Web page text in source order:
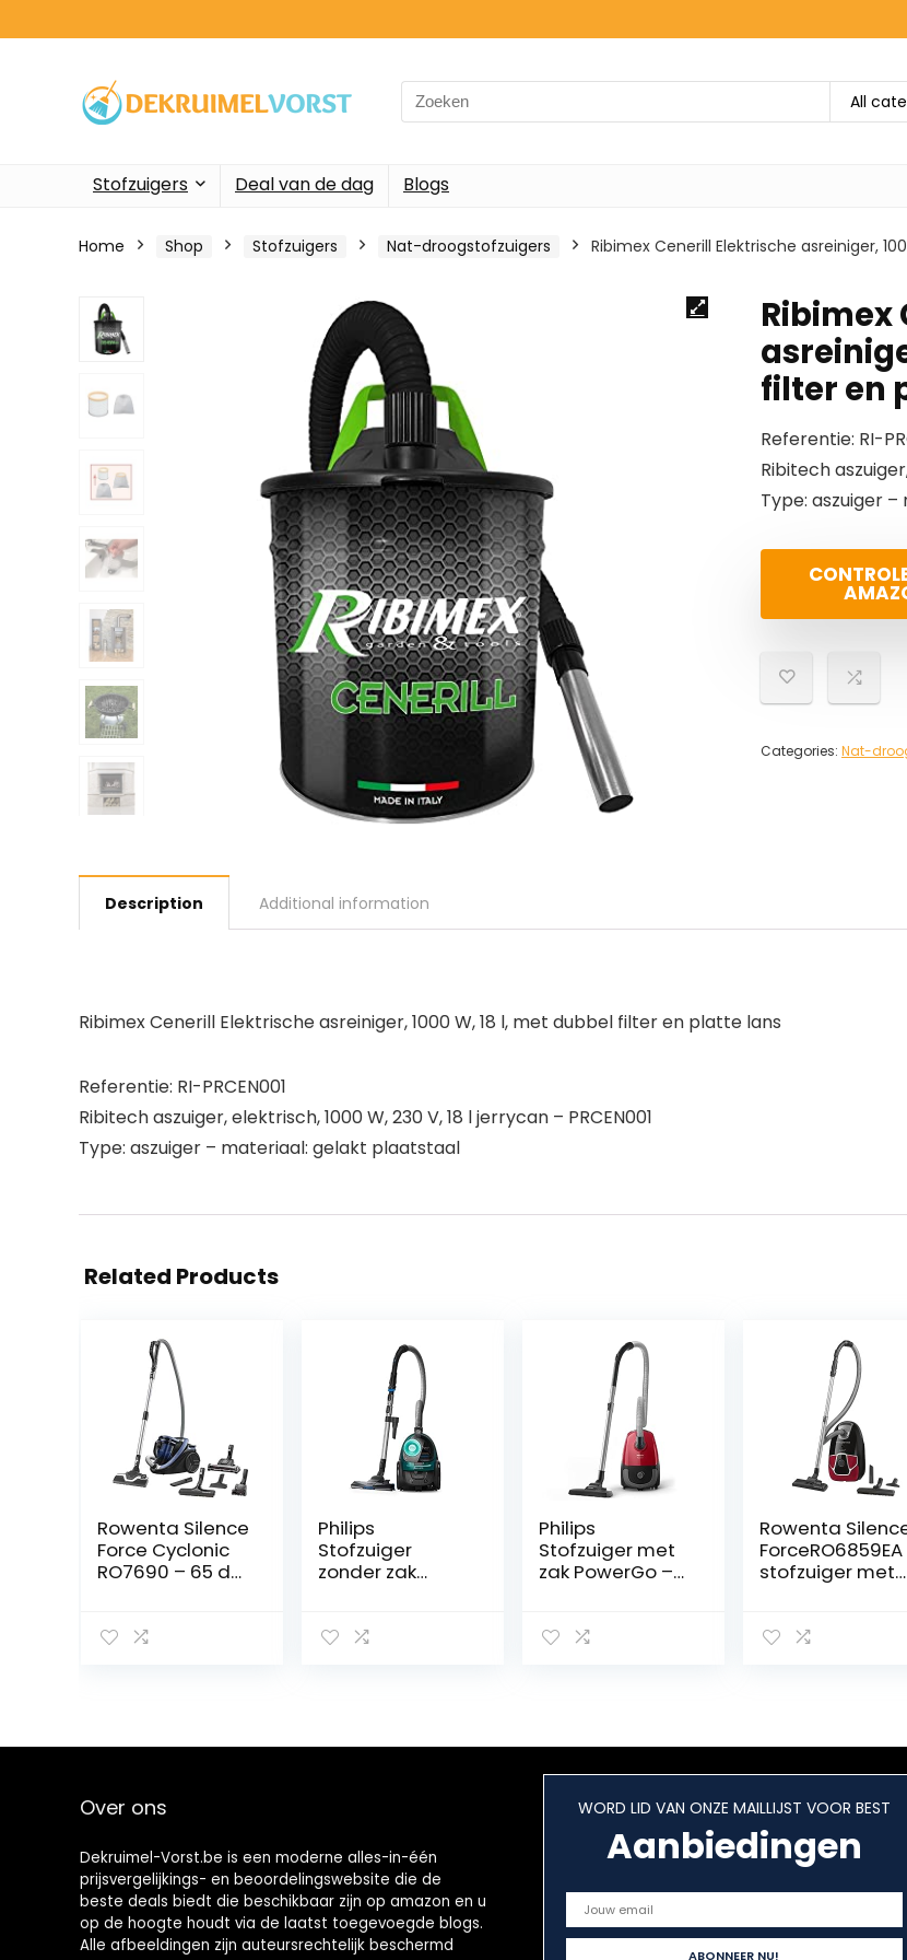
Search
for:
All
Stofzuigers Deal van de dag Blogs
Home Shop Stofzuigers Nat-droogstofzuigers Ribimex Cenerill Elektrische asreiniger,
Ribimex
filter en
Referentie: RI-
Ribitech
Type: aszuiger
Categories: Nat-
Description Additional information
Ribimex Cenerill Elektrische asreiniger, 1000 W, 18 l, met dubbel filter en platte lans
Referentie: RI-PRCEN001
Ribitech aszuiger, elektrisch, 1000 W, 230 V, 18 l jerrycan – PRCEN001
Type: aszuiger – materiaal: gelakt plaatstaal
Related Products
Rowenta Silence
Force Cyclonic
RO7690 – 65 dB
65dB(A)-
Ergo Comfort
Philips
Stofzuiger
zonder zak
Actieradius van
compact – 1.5
Philips
Stofzuiger met
zak PowerGo –
9 meter – Met
van 3 liter –
Instelbare
FC8243/09
Rowenta
ForceRO6859EA
stofzuiger met
Over ons
Dekruimel-Vorst.be is een moderne alles-in-één
prijsvergelijkings- en beoordelingswebsite die de
beste deals biedt die beschikbaar zijn op amazon en u
op de hoogte houdt via de laatst toegevoegde blogs.
Alle afbeeldingen zijn auteursrechtelijk beschermd
WORD LID VAN ONZE MAILLIJST VOOR BEST
Aanbiedingen